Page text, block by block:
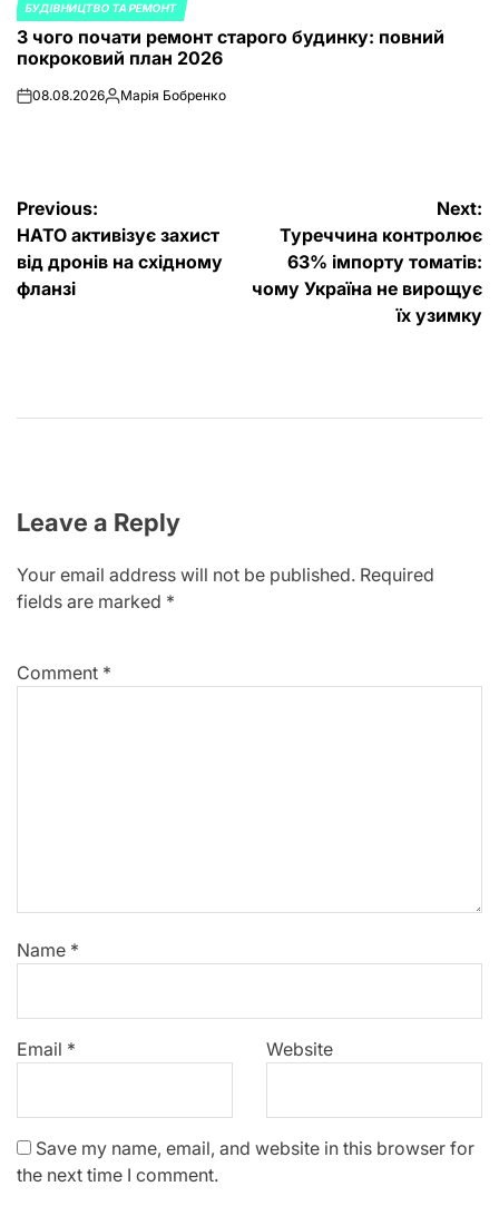
POSTED
IN
БУДІВНИЦТВО ТА РЕМОНТ
З чого почати ремонт старого будинку: повний
покроковий план 2026
on08.08.2026Posted
Марія Бобренко
Post
navigation
Previous:
НАТО активізує захист
від дронів на східному
фланзі
Next:
Туреччина контролює
63% імпорту томатів:
чому Україна не вирощує
їх узимку
Leave a Reply
Your email address will not be published. Required
fields are marked *
Comment *
Name *
Email * Website
Save my name, email, and website in this browser for
the next time I comment.